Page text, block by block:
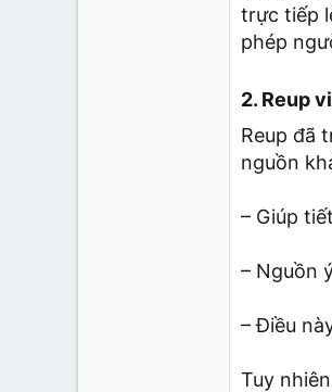
trực tiếp
phép
2. Reup
Reup đã
nguồn
– Giúp
– Nguồn
– Điều
Tuy